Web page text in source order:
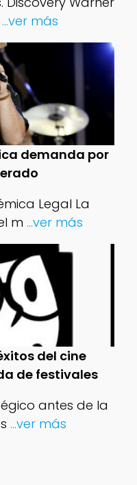
...ver más
demanda por
Legal La
m ...ver más
del cine
de festivales
antes de la
...ver más